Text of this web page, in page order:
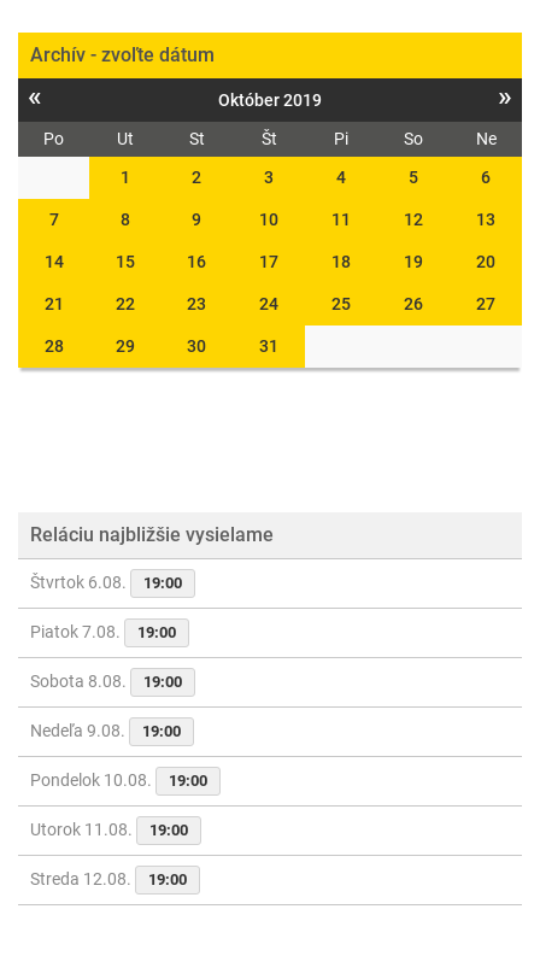
Archív - zvoľte dátum
« Október 2019 »
Po Ut St Št Pi So
Ne
1
2 3 4 5 6
7 8 9 10 11 12 13
14 15 16 17 18 19 20
21 22 23 24 25 26 27
28 29 30 31
Reláciu najbližšie vysielame
Štvrtok 6.08. 19:00
Piatok 7.08. 19:00
Sobota 8.08. 19:00
Nedeľa 9.08. 19:00
Pondelok 10.08. 19:00
Utorok 11.08. 19:00
Streda 12.08. 19:00